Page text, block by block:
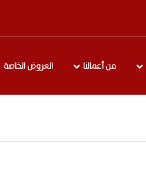
من أعمالنا العروض الخاصة